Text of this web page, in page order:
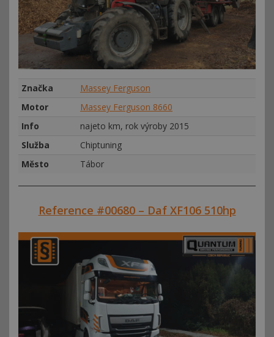
Značka
Massey Ferguson
Motor
Massey Ferguson 8660
Info
najeto km, rok výroby 2015
Služba
Chiptuning
Město
Tábor
Reference #00680 – Daf XF106 510hp